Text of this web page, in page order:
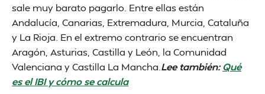
sale muy barato pagarlo. Entre ellas están
Andalucía, Canarias, Extremadura, Murcia, Cataluña
y La Rioja. En el extremo contrario se encuentran
Aragón, Asturias, Castilla y León, la Comunidad
Valenciana y Castilla La Mancha. Lee también:Qué
es el IBI y cómo se calcula